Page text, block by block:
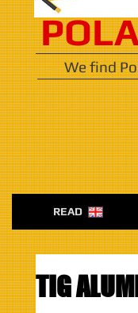
We find
READ
TIG